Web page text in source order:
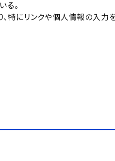
る。
特にリンクや個人情報の入力